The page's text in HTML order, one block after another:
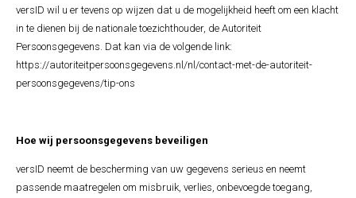
versID wil u er tevens op wijzen dat u de mogelijkheid heeft om een klacht
in te dienen bij de nationale toezichthouder, de Autoriteit
Persoonsgegevens. Dat kan via de volgende link:
https://autoriteitpersoonsgegevens.nl/nl/contact-met-de-autoriteit-
persoonsgegevens/tip-ons
Hoe wij persoonsgegevens beveiligen
versID neemt de bescherming van uw gegevens serieus en neemt
passende maatregelen om misbruik, verlies, onbevoegde toegang,